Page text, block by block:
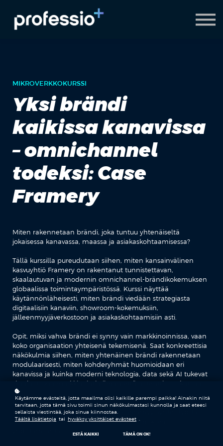
AI Coach
Pyydä demo
MIKROVERKKOKURSSI
Yksi brändi
kaikissa kanavissa
– omnichannel
todeksi: Case
Framery
Miten rakennetaan brändi, joka tuntuu yhtenäiseltä
jokaisessa kanavassa, maassa ja asiakaskohtaamisessa?
Tällä kurssilla pureudutaan siihen, miten kansainvälinen
kasvuyhtiö Framery on rakentanut tunnistettavan,
skaalautuvan ja modernin omnichannel-brändikokemuksen
globaalissa toimintaympäristössä. Kurssi näyttää
käytännönläheisesti, miten brändi viedään strategiasta
digitaalisiin kanaviin, showroom-kokemuksiin,
jälleenmyyjäverkostoon ja asiakaskohtaamisiin asti.
Opit, miksi vahva brändi ei synny vain markkinoinnissa, vaan
koko organisaation yhteisenä tekemisenä. Saat konkreettisia
näkökulmia siihen, miten yhtenäinen brändi rakennetaan
modulaarisesti, miten kohderyhmät huomioidaan eri
kanavissa ja kuinka moderni teknologia, data sekä AI tukevat
skaalautuvaa markkinointia ilman että autenttisuus katoaa.
Kurssi tarjoaa käytännön esimerkkejä globaalista
brändityöstä, design-ajattelusta, jälleenmyyjäyhteistyöstä
sekä digitaalisen ja fyysisen asiakaskokemuksen
Käytämme evästeitä, jotta maailma olisi kaikille parempi paikka! Ainakin niitä
tarvitaan, jotta tämä sivu toimii sinun näkökulmastasi kunnolla ja saat eteesi
sellaista viestintää, joka sinua kiinnostaa.
Täältä lisätietoja tai hyväksy yksittäiset evästeet
ESTÄ KAIKKI TÄMÄ ON OK!